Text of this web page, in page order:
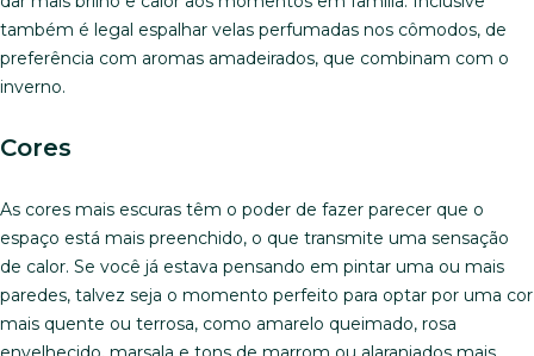
também é legal espalhar velas perfumadas nos cômodos, de
preferência com aromas amadeirados, que combinam com o
inverno.
Cores
As cores mais escuras têm o poder de fazer parecer que o
espaço está mais preenchido, o que transmite uma sensação
de calor. Se você já estava pensando em pintar uma ou mais
paredes, talvez seja o momento perfeito para optar por uma cor
mais quente ou terrosa, como amarelo queimado, rosa